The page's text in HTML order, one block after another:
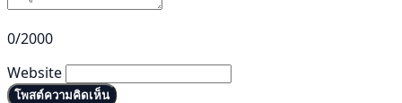
0/2000
Website
โพสต์ความคิดเห็น